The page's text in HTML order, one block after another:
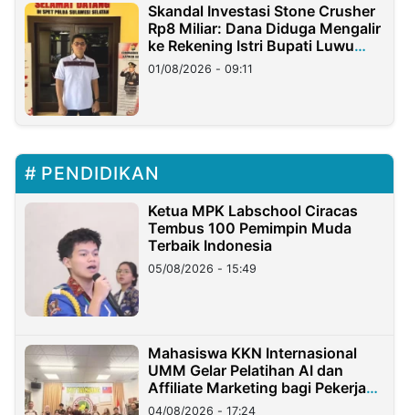
Skandal Investasi Stone Crusher
Rp8 Miliar: Dana Diduga Mengalir
ke Rekening Istri Bupati Luwu
Timur
01/08/2026 - 09:11
PENDIDIKAN
Ketua MPK Labschool Ciracas
Tembus 100 Pemimpin Muda
Terbaik Indonesia
05/08/2026 - 15:49
Mahasiswa KKN Internasional
UMM Gelar Pelatihan AI dan
Affiliate Marketing bagi Pekerja
Migran Indonesia di Taiwan
04/08/2026 - 17:24